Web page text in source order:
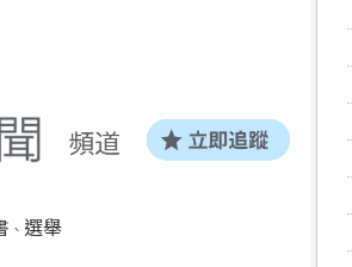
、 選舉